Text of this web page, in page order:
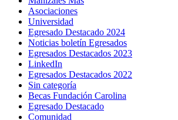
Asociaciones
Universidad
Egresado Destacado 2024
Noticias boletín Egresados
Egresados Destacados 2023
LinkedIn
Egresados Destacados 2022
Sin categoría
Becas Fundación Carolina
Egresado Destacado
Comunidad